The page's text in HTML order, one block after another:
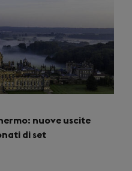
nuove uscite
di set